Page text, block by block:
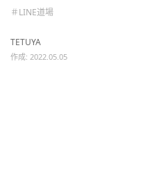
＃LINE道場
TETUYA
作成: 2022.05.05